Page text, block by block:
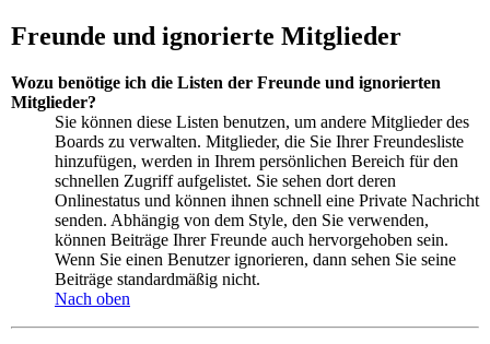
Freunde und ignorierte Mitglieder
Wozu benötige ich die Listen der Freunde und ignorierten
Mitglieder?
Sie können diese Listen benutzen, um andere Mitglieder des
Boards zu verwalten. Mitglieder, die Sie Ihrer Freundesliste
hinzufügen, werden in Ihrem persönlichen Bereich für den
schnellen Zugriff aufgelistet. Sie sehen dort deren
Onlinestatus und können ihnen schnell eine Private Nachricht
senden. Abhängig von dem Style, den Sie verwenden,
können Beiträge Ihrer Freunde auch hervorgehoben sein.
Wenn Sie einen Benutzer ignorieren, dann sehen Sie seine
Beiträge standardmäßig nicht.
Nach oben